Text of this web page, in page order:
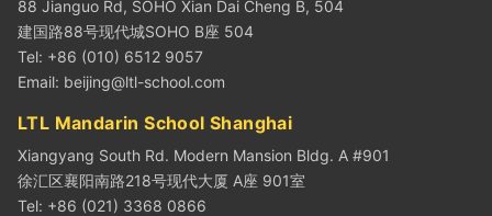
88 Jianguo Rd, SOHO Xian Dai Cheng B, 504
建国路88号现代城SOHO B座 504
Tel: +86 (010) 6512 9057
Email: beijing@ltl-school.com
LTL Mandarin School Shanghai
Xiangyang South Rd. Modern Mansion Bldg. A #901
徐汇区襄阳南路218号现代大厦 A座 901室
Tel: +86 (021) 3368 0866